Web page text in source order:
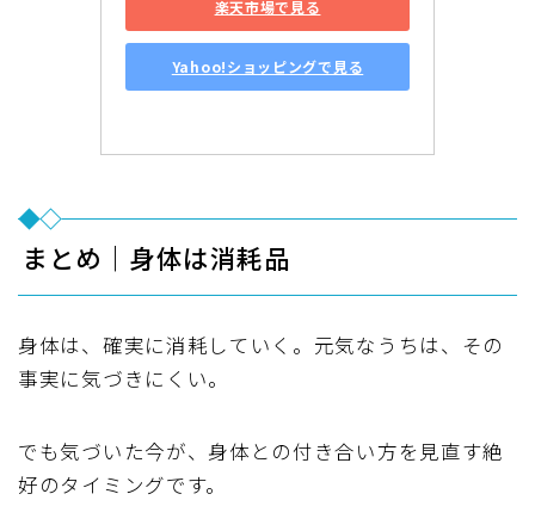
楽天市場で見る
Yahoo!ショッピングで見る
まとめ｜身体は消耗品
身体は、確実に消耗していく。元気なうちは、その
事実に気づきにくい。
でも気づいた今が、身体との付き合い方を見直す絶
好のタイミングです。